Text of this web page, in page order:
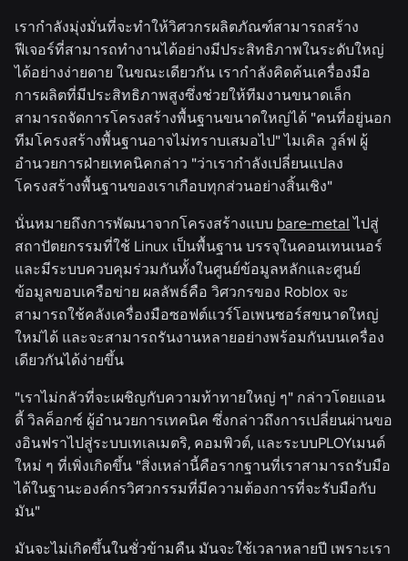
เรากำลังมุ่งมั่นที่จะทำให้วิศวกรผลิตภัณฑ์สามารถสร้าง
ฟีเจอร์ที่สามารถทำงานได้อย่างมีประสิทธิภาพในระดับใหญ่
ได้อย่างง่ายดาย ในขณะเดียวกัน เรากำลังคิดค้นเครื่องมือ
การผลิตที่มีประสิทธิภาพสูงซึ่งช่วยให้ทีมงานขนาดเล็ก
สามารถจัดการโครงสร้างพื้นฐานขนาดใหญ่ได้ "คนที่อยู่นอก
ทีมโครงสร้างพื้นฐานอาจไม่ทราบเสมอไป" ไมเคิล วูล์ฟ ผู้
อำนวยการฝ่ายเทคนิคกล่าว "ว่าเรากำลังเปลี่ยนแปลง
โครงสร้างพื้นฐานของเราเกือบทุกส่วนอย่างสิ้นเชิง"
นั่นหมายถึงการพัฒนาจากโครงสร้างแบบ bare-metal ไปสู่
สถาปัตยกรรมที่ใช้ Linux เป็นพื้นฐาน บรรจุในคอนเทนเนอร์
และมีระบบควบคุมร่วมกันทั้งในศูนย์ข้อมูลหลักและศูนย์
ข้อมูลขอบเครือข่าย ผลลัพธ์คือ วิศวกรของ Roblox จะ
สามารถใช้คลังเครื่องมือซอฟต์แวร์โอเพนซอร์สขนาดใหญ่
ใหม่ได้ และจะสามารถรันงานหลายอย่างพร้อมกันบนเครื่อง
เดียวกันได้ง่ายขึ้น
"เราไม่กลัวที่จะเผชิญกับความท้าทายใหญ่ ๆ" กล่าวโดยแอน
ดี้ วิลค็อกซ์ ผู้อำนวยการเทคนิค ซึ่งกล่าวถึงการเปลี่ยนผ่านขอ
งอินฟราไปสู่ระบบเทเลเมตริ, คอมพิวต์, และระบบPLOYเมนต์
ใหม่ ๆ ที่เพิ่งเกิดขึ้น "สิ่งเหล่านี้คือรากฐานที่เราสามารถรับมือ
ได้ในฐานะองค์กรวิศวกรรมที่มีความต้องการที่จะรับมือกับ
มัน"
มันจะไม่เกิดขึ้นในชั่วข้ามคืน มันจะใช้เวลาหลายปี เพราะเรา